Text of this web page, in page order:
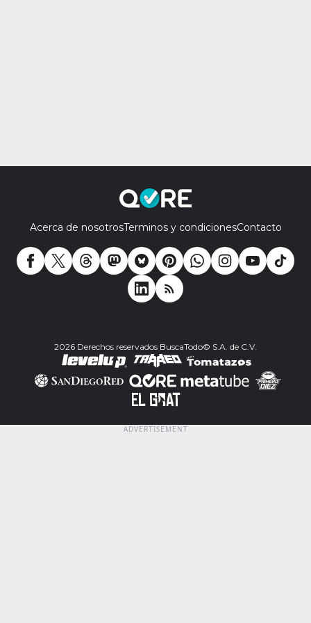
Acerca de nosotrosTerminos y condicionesContacto
2026 Derechos reservados BuscaTodo© S.A. de C.V.